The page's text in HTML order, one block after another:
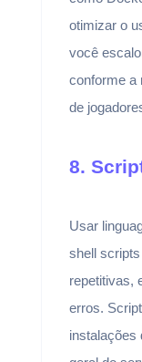
otimizar o
você
conforme a
de
8.
Usar
shell
repetitivas,
erros.
instalações